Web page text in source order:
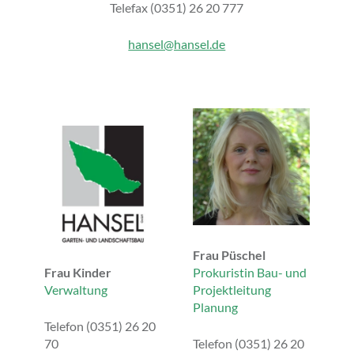
Telefax (0351) 26 20 777
hansel@hansel.de
Frau Kinder
Verwaltung
Telefon (0351) 26 20
70
Frau Püschel
Prokuristin Bau- und
Projektleitung
Planung
Telefon (0351) 26 20